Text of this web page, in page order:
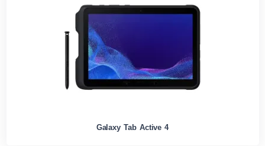
Galaxy Tab Active 4